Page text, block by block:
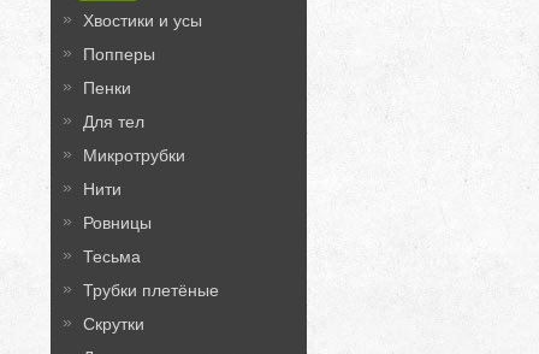
Хвостики и усы
Попперы
Пенки
Для тел
Микротрубки
Нити
Ровницы
Тесьма
Трубки плетёные
Скрутки